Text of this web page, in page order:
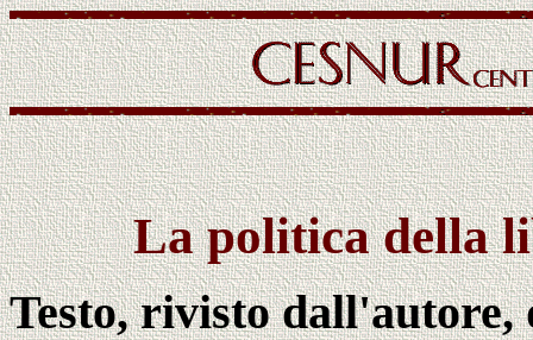
La politica della
Testo, rivisto